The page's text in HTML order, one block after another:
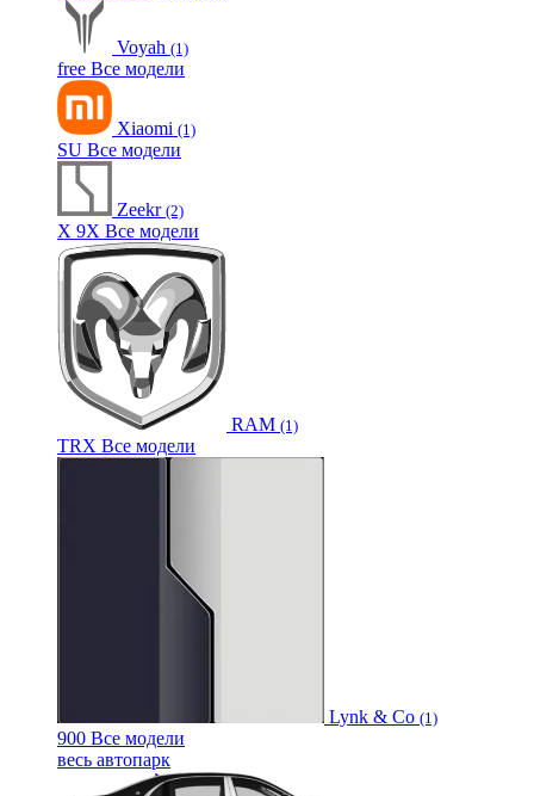
Voyah (1)
free Все модели
Xiaomi (1)
SU Все модели
Zeekr (2)
X 9X Все модели
RAM (1)
TRX Все модели
Lynk & Co (1)
900 Все модели
весь автопарк